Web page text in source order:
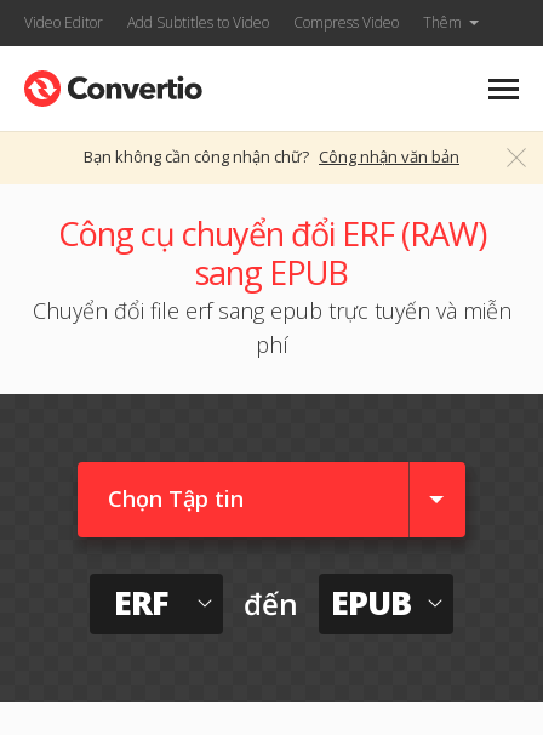
Video Editor Add Subtitles to Video Compress Video Thêm
Bạn không cần công nhận chữ? Công nhận văn bản
Công cụ chuyển đổi ERF (RAW)
sang EPUB
Chuyển đổi file erf sang epub trực tuyến và miễn
phí
Chọn Tập tin
ERF đến EPUB